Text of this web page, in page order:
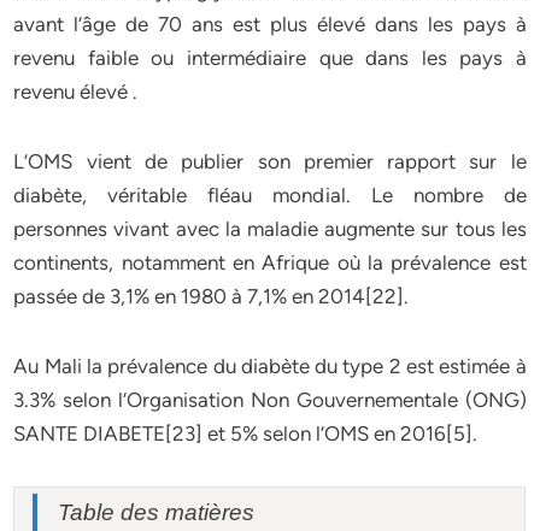
avant l’âge de 70 ans est plus élevé dans les pays à
revenu faible ou intermédiaire que dans les pays à
revenu élevé .
L’OMS vient de publier son premier rapport sur le
diabète, véritable fléau mondial. Le nombre de
personnes vivant avec la maladie augmente sur tous les
continents, notamment en Afrique où la prévalence est
passée de 3,1% en 1980 à 7,1% en 2014[22].
Au Mali la prévalence du diabète du type 2 est estimée à
3.3% selon l’Organisation Non Gouvernementale (ONG)
SANTE DIABETE[23] et 5% selon l’OMS en 2016[5].
Table des matières